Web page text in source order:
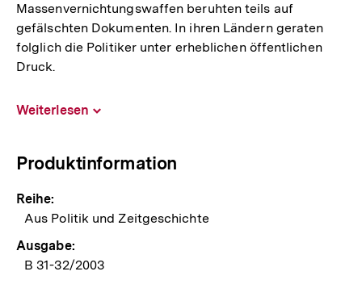
Massenvernichtungswaffen beruhten teils auf
gefälschten Dokumenten. In ihren Ländern geraten
folglich die Politiker unter erheblichen öffentlichen
Druck.
Weiterlesen
Produktinformation
Reihe:
Aus Politik und Zeitgeschichte
Ausgabe:
B 31-32/2003